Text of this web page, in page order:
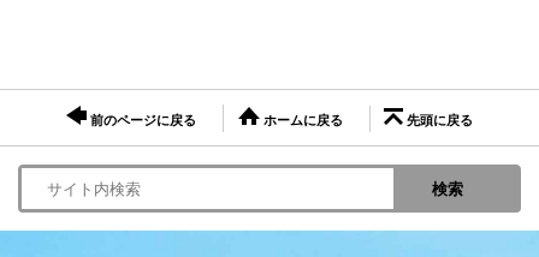
前のページに戻る ホームに戻る 先頭に戻る